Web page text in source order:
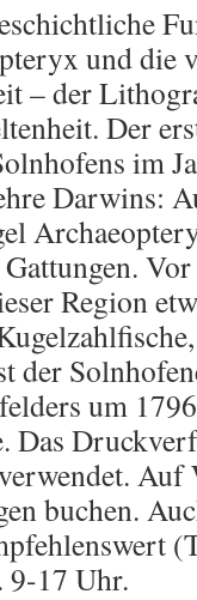
und die
– der
Der
im
Darwins:
Region
der
um
Auf
buchen.
17 Uhr.